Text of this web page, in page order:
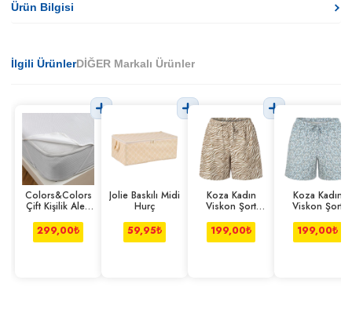
Ürün Bilgisi
İlgili ÜrünlerDİĞER Markalı Ürünler
Colors&Colors
Çift Kişilik Alez
299,00₺
Jolie Baskılı Midi
Hurç
59,95₺
Koza Kadın
Viskon Şort
199,00₺
Koza Kadın
Viskon Şort
199,00₺